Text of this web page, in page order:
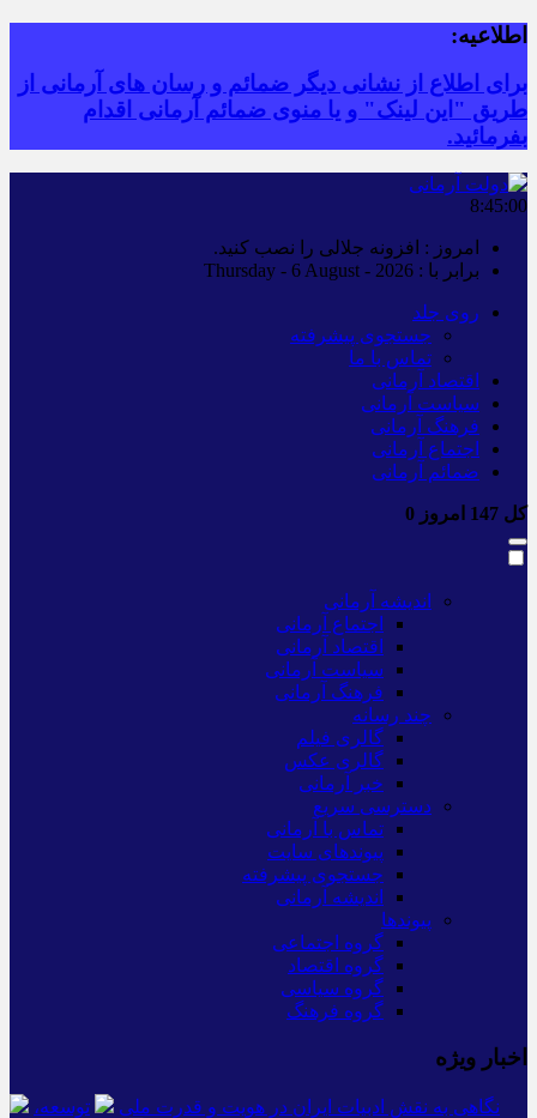
اطلاعیه:
برای اطلاع از نشانی دیگر ضمائم و رسان های آرمانی از
طریق "این لینک" و یا منوی ضمائم آرمانی اقدام
بفرمائید.
8:45:00
امروز : افزونه جلالی را نصب کنید.
برابر با : Thursday - 6 August - 2026
روی جلد
جستجوی پیشرفته
تماس با ما
اقتصاد آرمانی
سیاست آرمانی
فرهنگ آرمانی
اجتماع آرمانی
ضمائم آرمانی
کل امروز 0
اندیشه آرمانی
اجتماع آرمانی
اقتصاد آرمانی
سیاست آرمانی
فرهنگ آرمانی
چند رسانه
گالری فیلم
گالری عکس
خبر آرمانی
دسترسی سریع
تماس با آرمانی
پیوندهای سایت
جستجوی پیشرفته
اندیشه آرمانی
پیوندها
گروه اجتماعی
گروه اقتصاد
گروه سیاسی
گروه فرهنگ
اخبار ویژه
نگاهی به نقش ادبیات ایران در هویت و قدرت ملی
توسعه،